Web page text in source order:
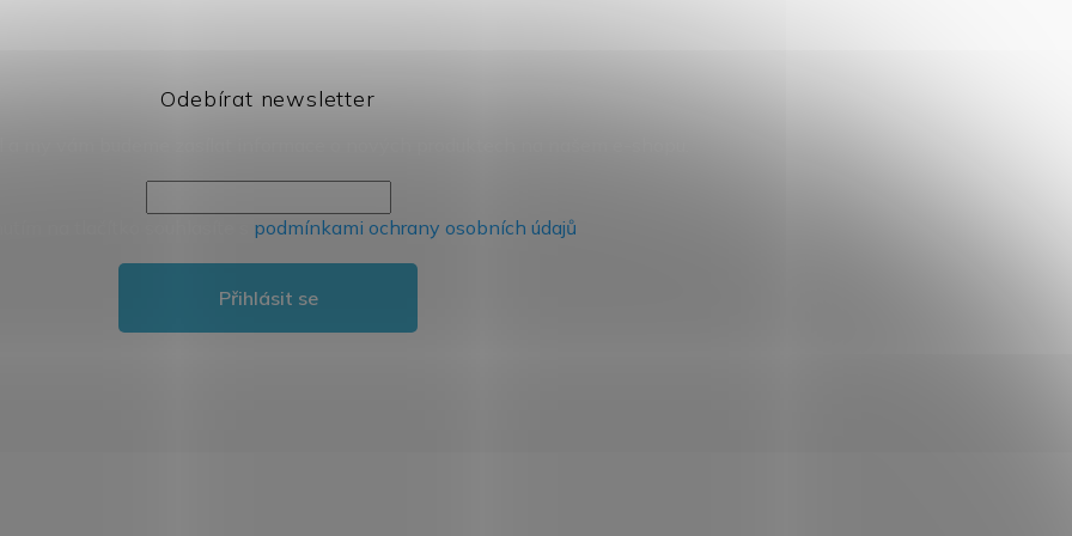
Odebírat newsletter
podmínkami ochrany osobních údajů
Přihlásit se